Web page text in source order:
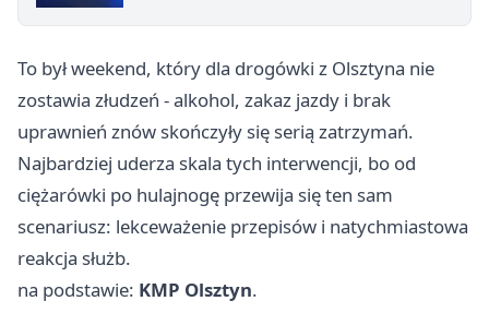
To był weekend, który dla drogówki z Olsztyna nie
zostawia złudzeń - alkohol, zakaz jazdy i brak
uprawnień znów skończyły się serią zatrzymań.
Najbardziej uderza skala tych interwencji, bo od
ciężarówki po hulajnogę przewija się ten sam
scenariusz: lekceważenie przepisów i natychmiastowa
reakcja służb.
na podstawie: KMP Olsztyn.